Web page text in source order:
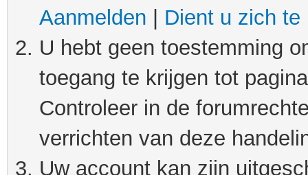
Aanmelden
Dient u zich te
U hebt geen toestemming
toegang te krijgen tot
Controleer in de
verrichten van deze
Uw account kan zijn